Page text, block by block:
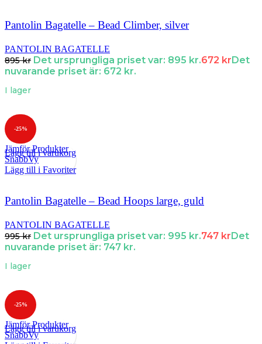
Pantolin Bagatelle – Bead Climber, silver
PANTOLIN BAGATELLE
895kr Det ursprungliga priset var: 895 kr.672 krDet
nuvarande priset är: 672 kr.
I lager
-25%
Jämför Produkter
SnabbVy
Lägg till i Favoriter
Lägg till i varukorg
Pantolin Bagatelle – Bead Hoops large, guld
PANTOLIN BAGATELLE
995kr Det ursprungliga priset var: 995 kr.747 krDet
nuvarande priset är: 747 kr.
I lager
-25%
Jämför Produkter
SnabbVy
Lägg till i varukorg